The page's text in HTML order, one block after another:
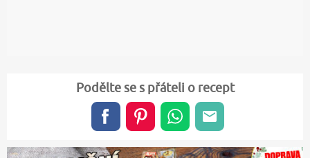
Podělte se s přáteli o recept